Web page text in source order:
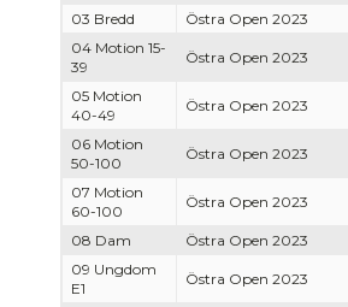
03 Bredd
Östra Open 2023
04 Motion 15-
39
Östra Open 2023
05 Motion
40-49
Östra Open 2023
06 Motion
50-100
Östra Open 2023
07 Motion
60-100
Östra Open 2023
08 Dam Östra Open 2023
09 Ungdom
E1
Östra Open 2023